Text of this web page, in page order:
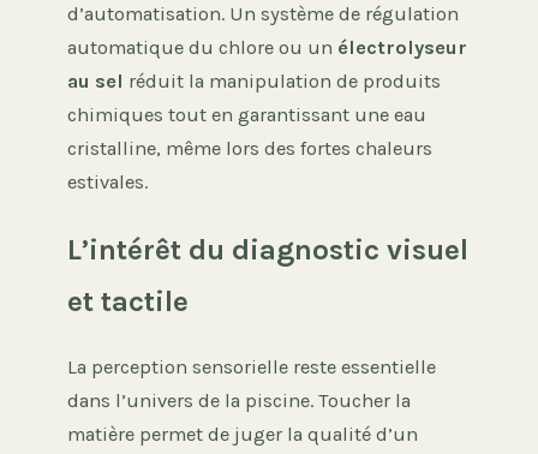
d’automatisation. Un système de régulation
automatique du chlore ou un électrolyseur
au sel réduit la manipulation de produits
chimiques tout en garantissant une eau
cristalline, même lors des fortes chaleurs
estivales.
L’intérêt du diagnostic visuel
et tactile
La perception sensorielle reste essentielle
dans l’univers de la piscine. Toucher la
matière permet de juger la qualité d’un